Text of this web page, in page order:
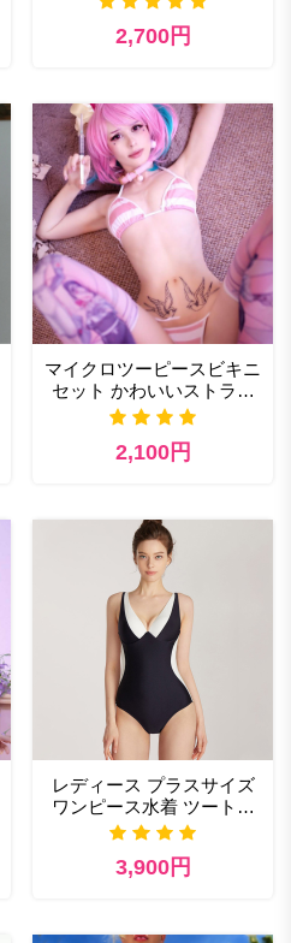
2,700円
マイクロツーピースビキニ
セット かわいいストライ
プ コスプレランジェリー
ル ひもビキニ
2,100円
レディース プラスサイズ
ワンピース水着 ツートン
セクシー ディープV 水着
3,900円